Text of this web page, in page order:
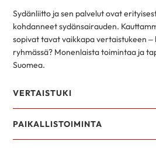
Sydänliitto ja sen palvelut ovat
kohdanneet sydänsairauden.
sopivat tavat vaikkapa vertaistukeen –
ryhmässä? Monenlaista toimintaa ja
Suomea.
VERTAISTUKI
PAIKALLISTOIMINTA